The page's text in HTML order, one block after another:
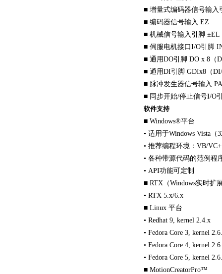
■ 增量式编码器信号输入
■ 编码器信号输入 EZ
■ 机械信号输入引脚 ±EL
■ 伺服电机接口I/O引脚
■ 通用DO引脚 DO x 8（
■ 通用DI引脚 GDIx8（
■ 脉冲发生器信号输入
■ 同步开始/停止信号I/O
软件支持
■ Windows®平台
• 适用于Windows Vista（
• 推荐编程环境：VB/
• 各种带源代码的范例程
• API功能可定制
■ RTX（Windows实时扩
• RTX 5.x/6.x
■ Linux 平台
• Redhat 9, kernel 2.4.x
• Fedora Core 3, kernel
• Fedora Core 4, kernel
• Fedora Core 5, kernel
■ MotionCreatorPro™